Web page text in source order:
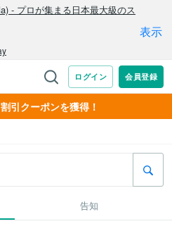
引クーポンを獲得！
告知